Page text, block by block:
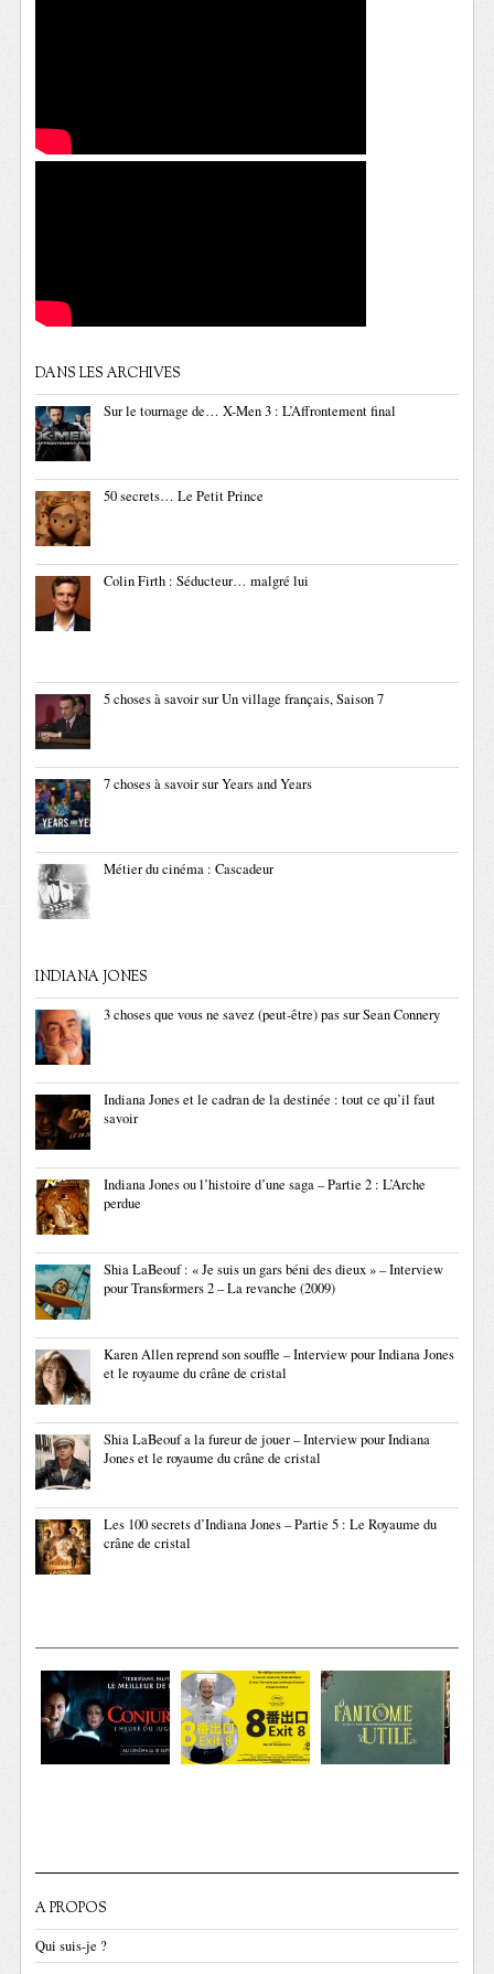
DANS LES ARCHIVES
Sur le tournage de… X-Men 3 : L’Affrontement final
50 secrets… Le Petit Prince
Colin Firth : Séducteur… malgré lui
5 choses à savoir sur Un village français, Saison 7
7 choses à savoir sur Years and Years
Métier du cinéma : Cascadeur
INDIANA JONES
3 choses que vous ne savez (peut-être) pas sur Sean Connery
Indiana Jones et le cadran de la destinée : tout ce qu’il faut
savoir
Indiana Jones ou l’histoire d’une saga – Partie 2 : L’Arche
perdue
Shia LaBeouf : « Je suis un gars béni des dieux » – Interview
pour Transformers 2 – La revanche (2009)
Karen Allen reprend son souffle – Interview pour Indiana Jones
et le royaume du crâne de cristal
Shia LaBeouf a la fureur de jouer – Interview pour Indiana
Jones et le royaume du crâne de cristal
Les 100 secrets d’Indiana Jones – Partie 5 : Le Royaume du
crâne de cristal
A PROPOS
Qui suis-je ?